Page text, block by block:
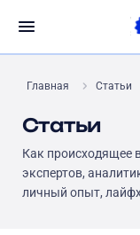
Главная Статьи
Статьи
Как происходящее
экспертов,
личный опыт,